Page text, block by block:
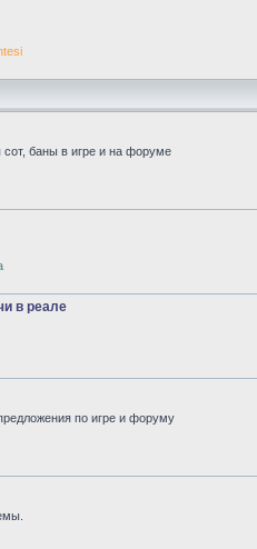
баны в игре и на форуме
в реале
по игре и форуму